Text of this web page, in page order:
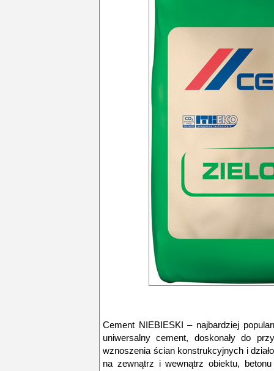
Cement NIEBIESKI – najbardziej
uniwersalny cement, doskonały do
wznoszenia ścian konstrukcyjnych i
na zewnątrz i wewnątrz obiektu,